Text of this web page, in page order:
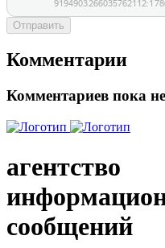
Отправить
Комментарии
Комментариев пока
агентство
сообщений